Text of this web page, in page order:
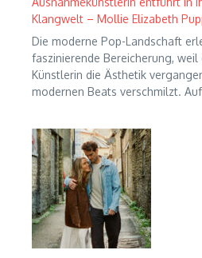
Klangwelt – Mollie Elizabeth
Die moderne Pop-Landschaft
faszinierende Bereicherung,
Künstlerin die Ästhetik
modernen Beats verschmilzt.